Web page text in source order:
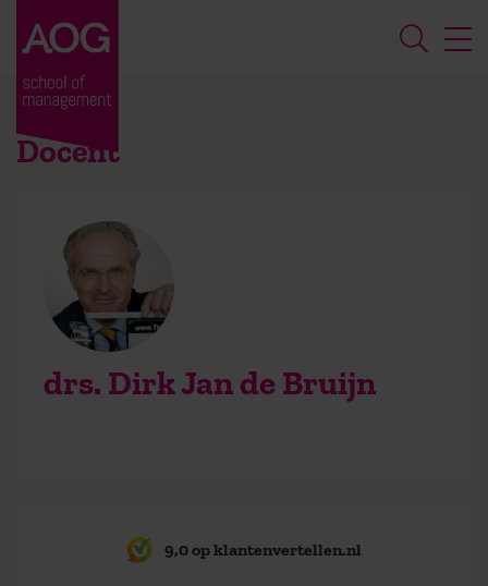
Docent
drs. Dirk Jan de Bruijn
9,0 op klantenvertellen.nl